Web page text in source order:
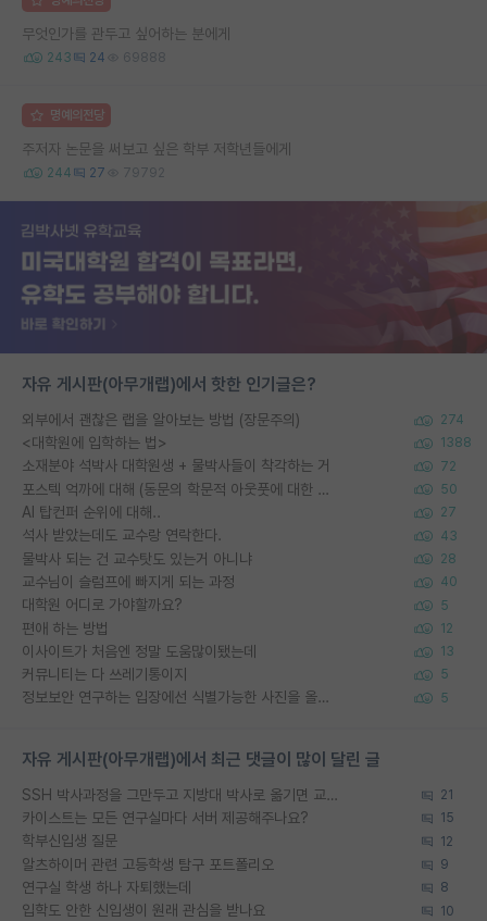
무엇인가를 관두고 싶어하는 분에게
243 24 69888
명예의전당
주저자 논문을 써보고 싶은 학부 저학년들에게
244 27 79792
자유 게시판(아무개랩)에서 핫한 인기글은?
외부에서 괜찮은 랩을 알아보는 방법 (장문주의) 274
<대학원에 입학하는 법> 1388
소재분야 석박사 대학원생 + 물박사들이 착각하는 거 72
포스텍 억까에 대해 (동문의 학문적 아웃풋에 대한 반박) 50
AI 탑컨퍼 순위에 대해.. 27
석사 받았는데도 교수랑 연락한다. 43
물박사 되는 건 교수탓도 있는거 아니냐 28
교수님이 슬럼프에 빠지게 되는 과정 40
대학원 어디로 가야할까요? 5
편애 하는 방법 12
이사이트가 처음엔 정말 도움많이됐는데 13
커뮤니티는 다 쓰레기통이지 5
정보보안 연구하는 입장에선 식별가능한 사진을 올리는건 비추이긴함 5
자유 게시판(아무개랩)에서 최근 댓글이 많이 달린 글
SSH 박사과정을 그만두고 지방대 박사로 옮기면 교수의 꿈은 끝일까요? 21
카이스트는 모든 연구실마다 서버 제공해주나요? 15
학부신입생 질문 12
알츠하이머 관련 고등학생 탐구 포트폴리오 9
연구실 학생 하나 자퇴했는데 8
입학도 안한 신입생이 원래 관심을 받나요 10